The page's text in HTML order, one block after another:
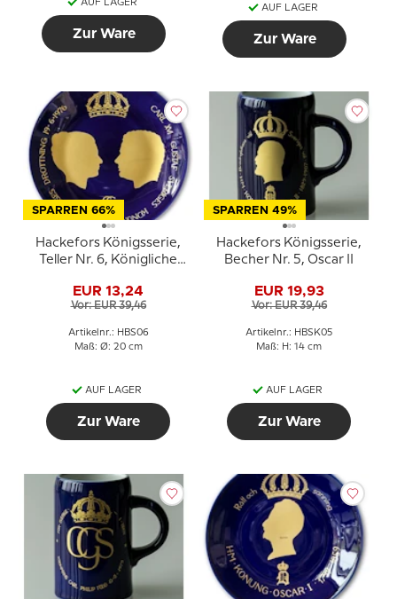
AUF LAGER
Zur Ware
AUF LAGER
Zur Ware
SPARREN 66%
Hackefors Königsserie,
Teller Nr. 6, Königliche
Gustaf und Silvia
EUR 13,24
Vor: EUR 39,46
Artikelnr.: HBS06
Maß: Ø: 20 cm
AUF LAGER
Zur Ware
SPARREN 49%
Hackefors Königsserie,
Becher Nr. 5, Oscar II
EUR 19,93
Vor: EUR 39,46
Artikelnr.: HBSK05
Maß: H: 14 cm
AUF LAGER
Zur Ware